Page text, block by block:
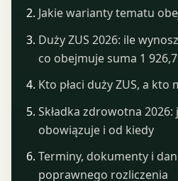
Jakie warianty tematu
Duży ZUS 2026: ile
co obejmuje suma 1
Kto płaci duży ZUS, a
Składka zdrowotna
obowiązuje i od kiedy
Terminy, dokumenty i
poprawnego rozliczenia